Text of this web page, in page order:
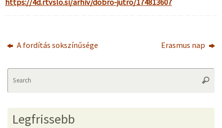
https://4d.rtvslo.si/arhiv/dobro-jutro/174813607
A fordítás sokszínűsége Erasmus nap
Legfrissebb